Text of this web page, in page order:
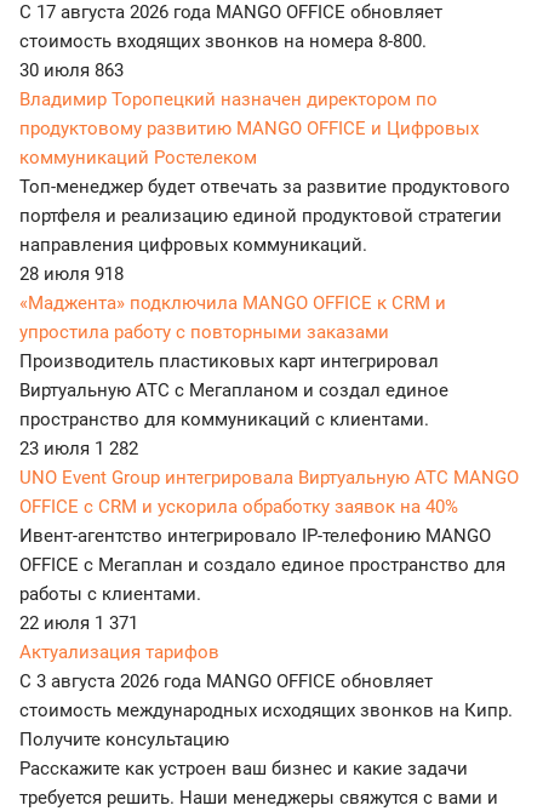
С 17 августа 2026 года MANGO OFFICE обновляет
стоимость входящих звонков на номера 8-800.
30 июля 863
Владимир Торопецкий назначен директором по
продуктовому развитию MANGO OFFICE и Цифровых
коммуникаций Ростелеком
Топ-менеджер будет отвечать за развитие продуктового
портфеля и реализацию единой продуктовой стратегии
направления цифровых коммуникаций.
28 июля 918
«Маджента» подключила MANGO OFFICE к CRM и
упростила работу с повторными заказами
Производитель пластиковых карт интегрировал
Виртуальную АТС с Мегапланом и создал единое
пространство для коммуникаций с клиентами.
23 июля 1 282
UNO Event Group интегрировала Виртуальную АТС MANGO
OFFICE с CRM и ускорила обработку заявок на 40%
Ивент-агентство интегрировало IP-телефонию MANGO
OFFICE с Мегаплан и создало единое пространство для
работы с клиентами.
22 июля 1 371
Актуализация тарифов
С 3 августа 2026 года MANGO OFFICE обновляет
стоимость международных исходящих звонков на Кипр.
Получите консультацию
Расскажите как устроен ваш бизнес и какие задачи
требуется решить. Наши менеджеры свяжутся с вами и